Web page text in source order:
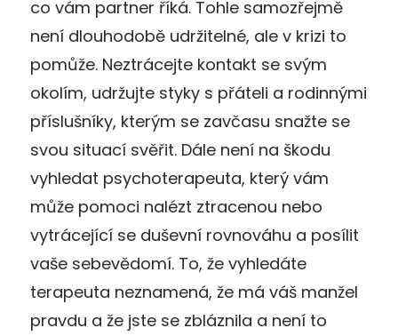
co vám partner říká. Tohle samozřejmě
není dlouhodobě udržitelné, ale v krizi to
pomůže. Neztrácejte kontakt se svým
okolím, udržujte styky s přáteli a rodinnými
příslušníky, kterým se zavčasu snažte se
svou situací svěřit. Dále není na škodu
vyhledat psychoterapeuta, který vám
může pomoci nalézt ztracenou nebo
vytrácející se duševní rovnováhu a posílit
vaše sebevědomí. To, že vyhledáte
terapeuta neznamená, že má váš manžel
pravdu a že jste se zbláznila a není to